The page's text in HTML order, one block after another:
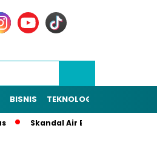
BISNIS TEKNOLOGI
Skandal Air Bersih Bekasi! 3